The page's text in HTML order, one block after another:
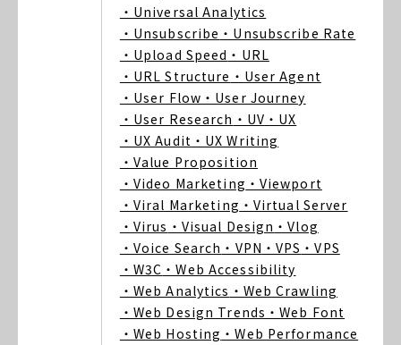
・Universal Analytics
・Unsubscribe ・Unsubscribe Rate
・Upload Speed ・URL
・URL Structure ・User Agent
・User Flow ・User Journey
・User Research ・UV ・UX
・UX Audit ・UX Writing
・Value Proposition
・Video Marketing ・Viewport
・Viral Marketing ・Virtual Server
・Virus ・Visual Design ・Vlog
・Voice Search ・VPN ・VPS ・VPS
・W3C ・Web Accessibility
・Web Analytics ・Web Crawling
・Web Design Trends ・Web Font
・Web Hosting ・Web Performance